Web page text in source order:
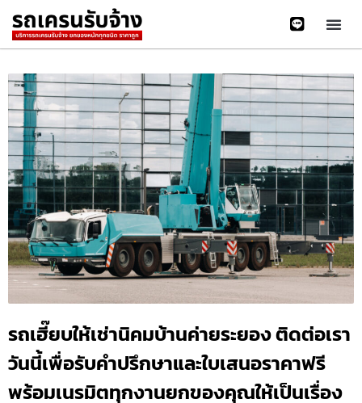
รถเฮี๊ยบให้เช่านิคมบ้านค่ายระยอง ติดต่อเรา
วันนี้เพื่อรับคำปรึกษาและใบเสนอราคาฟรี
พร้อมเนรมิตทุกงานยกของคุณให้เป็นเรื่อง